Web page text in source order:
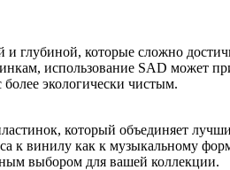
и глубиной, которые сложно
использование SAD может
экологически чистым.
который объединяет
к винилу как к музыкальному
выбором для вашей коллекции.